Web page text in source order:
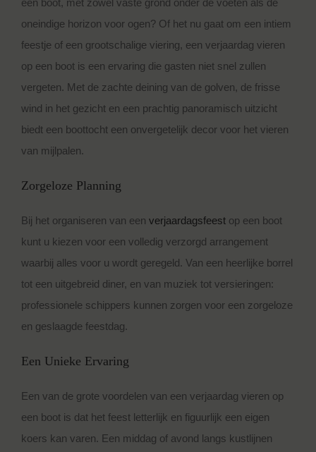
een boot, met zowel vaste grond onder de voeten als de
oneindige horizon voor ogen? Of het nu gaat om een intiem
feestje of een grootschalige viering, een verjaardag vieren
op een boot is een ervaring die gasten niet snel zullen
vergeten. Met de zachte deining van de golven, de frisse
wind in het gezicht en een prachtig panoramisch uitzicht
biedt een boottocht een onvergetelijk decor voor het vieren
van mijlpalen.
Zorgeloze Planning
Bij het organiseren van een verjaardagsfeestop een boot
kunt u kiezen voor een volledig verzorgd arrangement
waarbij alles voor u wordt geregeld. Van een heerlijke borrel
tot een uitgebreid diner, en van muziek tot versieringen:
professionele schippers kunnen zorgen voor een zorgeloze
en geslaagde feestdag.
Een Unieke Ervaring
Een van de grote voordelen van een verjaardag vieren op
een boot is dat het feest letterlijk en figuurlijk een eigen
koers kan varen. Een middag of avond langs kustlijnen